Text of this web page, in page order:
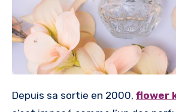
Depuis sa sortie en 2000, flower